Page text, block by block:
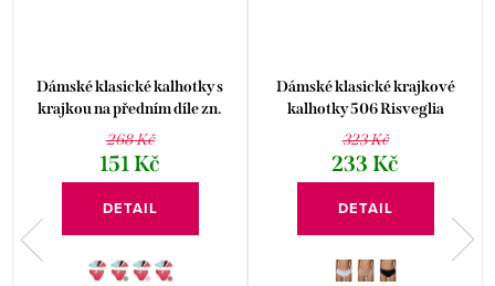
Dámské klasické kalhotky s
krajkou na předním díle zn.
Moraj
268 Kč
151 Kč
DETAIL
Dámské klasické krajkové
kalhotky 506 Risveglia
323 Kč
233 Kč
DETAIL